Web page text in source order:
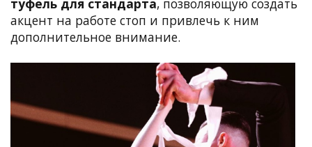
туфель для стандарта, позволяющую создать
акцент на работе стоп и привлечь к ним
дополнительное внимание.